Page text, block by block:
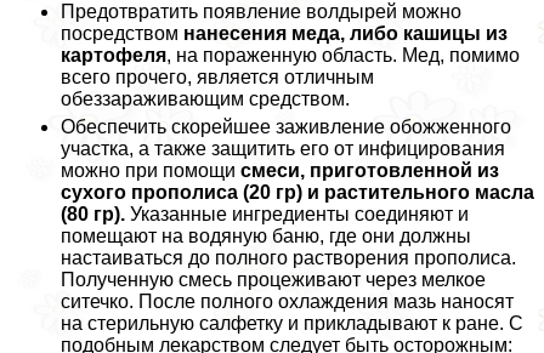
Предотвратить появление волдырей можно
посредством нанесения меда, либо кашицы из
картофеля, на пораженную область. Мед, помимо
всего прочего, является отличным
обеззараживающим средством.
Обеспечить скорейшее заживление обожженного
участка, а также защитить его от инфицирования
можно при помощи смеси, приготовленной из
сухого прополиса (20 гр) и растительного масла
(80 гр). Указанные ингредиенты соединяют и
помещают на водяную баню, где они должны
настаиваться до полного растворения прополиса.
Полученную смесь процеживают через мелкое
ситечко. После полного охлаждения мазь наносят
на стерильную салфетку и прикладывают к ране. С
подобным лекарством следует быть осторожным: